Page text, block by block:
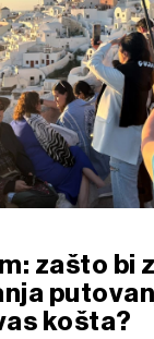
zašto bi
košta?